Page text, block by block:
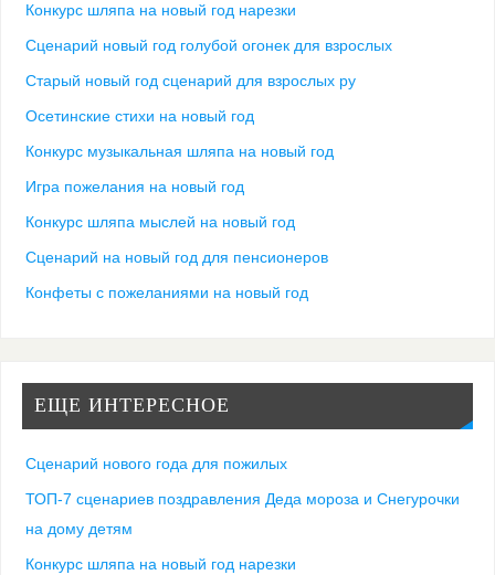
Конкурс шляпа на новый год нарезки
Сценарий новый год голубой огонек для взрослых
Старый новый год сценарий для взрослых ру
Осетинские стихи на новый год
Конкурс музыкальная шляпа на новый год
Игра пожелания на новый год
Конкурс шляпа мыслей на новый год
Сценарий на новый год для пенсионеров
Конфеты с пожеланиями на новый год
ЕЩЕ ИНТЕРЕСНОЕ
Сценарий нового года для пожилых
ТОП-7 сценариев поздравления Деда мороза и Снегурочки
на дому детям
Конкурс шляпа на новый год нарезки